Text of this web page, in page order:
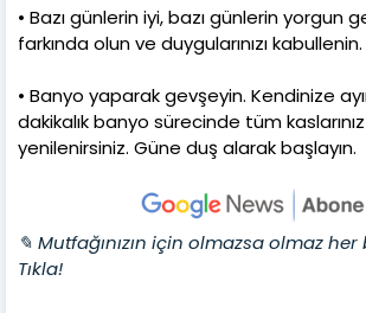
• Bazı günlerin iyi, bazı günlerin yorgun
farkında olun ve duygularınızı kabullenin.
• Banyo yaparak gevşeyin. Kendinize
dakikalık banyo sürecinde tüm
yenilenirsiniz. Güne duş alarak başlayın.
✎ Mutfağınızın için olmazsa olmaz
Tıkla!